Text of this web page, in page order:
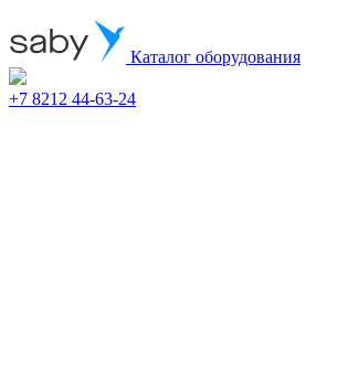
Каталог оборудования
+7 8212 44-63-24